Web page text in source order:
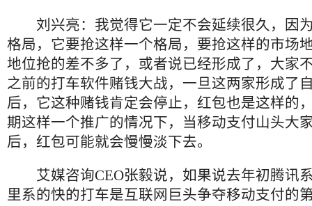
刘兴亮：我觉得它一定不会延续很久，因
格局，它要抢这样一个格局，要抢这样的市场
地位抢的差不多了，或者说已经形成了，大家
之前的打车软件赌钱大战，一旦这两家形成了
后，它这种赌钱肯定会停止，红包也是这样的
期这样一个推广的情况下，当移动支付山头大
后，红包可能就会慢慢淡下去。
艾媒咨询CEO张毅说，如果说去年初腾讯
里系的快的打车是互联网巨头争夺移动支付的